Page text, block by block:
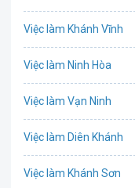
Việc làm Khánh Vĩnh
Việc làm Ninh Hòa
Việc làm Vạn Ninh
Việc làm Diên Khánh
Việc làm Khánh Sơn